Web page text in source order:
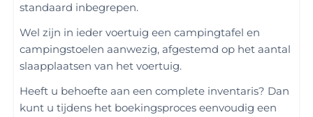
standaard inbegrepen.
Wel zijn in ieder voertuig een campingtafel en
campingstoelen aanwezig, afgestemd op het aantal
slaapplaatsen van het voertuig.
Heeft u behoefte aan een complete inventaris? Dan
kunt u tijdens het boekingsproces eenvoudig een